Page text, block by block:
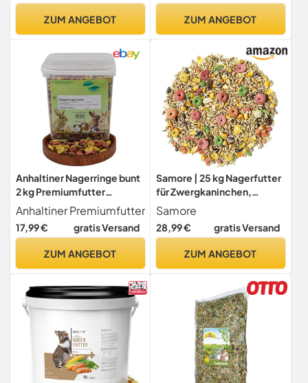
ZUM ANGEBOT ZUM ANGEBOT
Anhaltiner Nagerringe bunt
2 kg Premiumfutter
Nagerfutter Zusatzfutter
Anhaltiner Premiumfutter
17,99 € gratis Versand
ZUM ANGEBOT
Samore | 25 kg Nagerfutter
für Zwergkaninchen,
Meerschweinchen,
Hamster und Kaninchen |
Kleintierfutter |
ausgewogenes Hauptfutter
natürlicher Energiespender
Samore
28,99 € gratis Versand
ZUM ANGEBOT